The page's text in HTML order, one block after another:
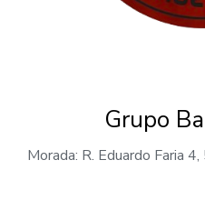
Grupo